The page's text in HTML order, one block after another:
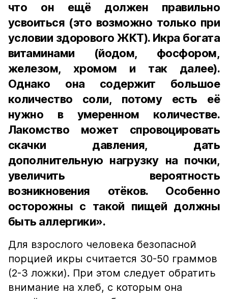
что он ещё должен правильно
усвоиться (это возможно только при
условии здорового ЖКТ). Икра богата
витаминами (йодом, фосфором,
железом, хромом и так далее).
Однако она содержит большое
количество соли, потому есть её
нужно в умеренном количестве.
Лакомство может спровоцировать
скачки давления, дать
дополнительную нагрузку на почки,
увеличить вероятность
возникновения отёков. Особенно
осторожны с такой пищей должны
быть аллергики».
Для взрослого человека безопасной
порцией икры считается 30-50 граммов
(2-3 ложки). При этом следует обратить
внимание на хлеб, с которым она